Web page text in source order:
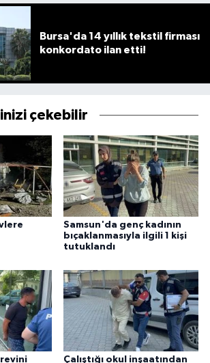
Bursa'da 14 yıllık tekstil firması
konkordato ilan etti!
çekebilir
Samsun'da genç kadının
bıçaklanmasıyla ilgili 1 kişi
tutuklandı
Çalıştığı okul inşaatından